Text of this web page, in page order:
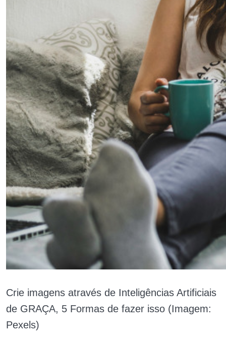
Crie imagens através de Inteligências Artificiais
de GRAÇA, 5 Formas de fazer isso (Imagem:
Pexels)